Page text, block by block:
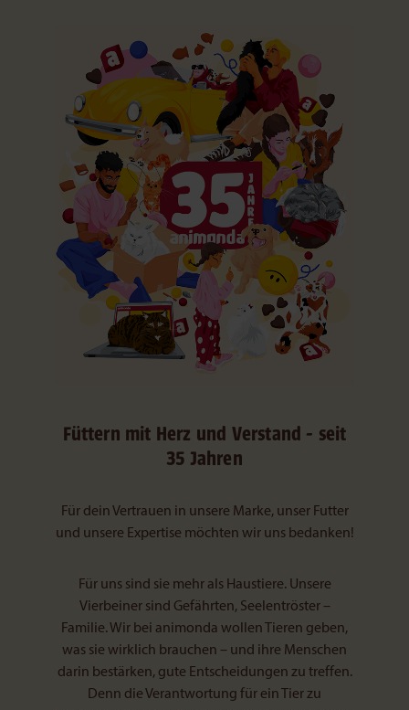
Füttern mit Herz und Verstand - seit
35 Jahren
Für dein Vertrauen in unsere Marke, unser Futter
und unsere Expertise möchten wir uns bedanken!
Für uns sind sie mehr als Haustiere. Unsere
Vierbeiner sind Gefährten, Seelentröster –
Familie. Wir bei animonda wollen Tieren geben,
was sie wirklich brauchen – und ihre Menschen
darin bestärken, gute Entscheidungen zu treffen.
Denn die Verantwortung für ein Tier zu